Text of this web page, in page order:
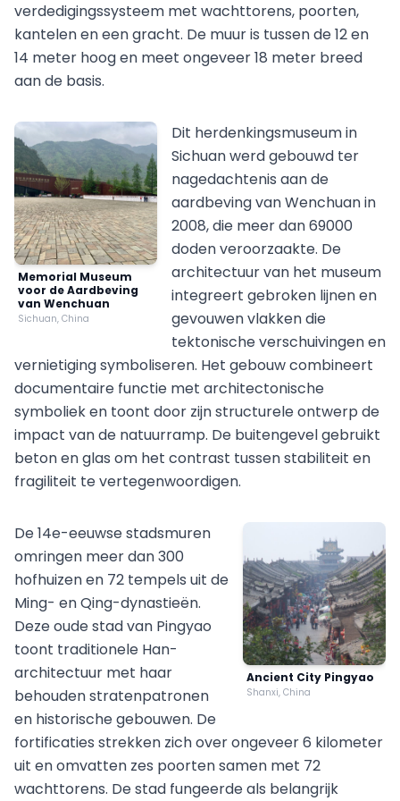
verdedigingssysteem met wachttorens, poorten,
kantelen en een gracht. De muur is tussen de 12 en
14 meter hoog en meet ongeveer 18 meter breed
aan de basis.
Memorial Museum
voor de Aardbeving
van Wenchuan
Sichuan, China
Dit herdenkingsmuseum in
Sichuan werd gebouwd ter
nagedachtenis aan de
aardbeving van Wenchuan in
2008, die meer dan 69000
doden veroorzaakte. De
architectuur van het museum
integreert gebroken lijnen en
gevouwen vlakken die
tektonische verschuivingen en
vernietiging symboliseren. Het gebouw combineert
documentaire functie met architectonische
symboliek en toont door zijn structurele ontwerp de
impact van de natuurramp. De buitengevel gebruikt
beton en glas om het contrast tussen stabiliteit en
fragiliteit te vertegenwoordigen.
Ancient City Pingyao
Shanxi, China
De 14e-eeuwse stadsmuren
omringen meer dan 300
hofhuizen en 72 tempels uit de
Ming- en Qing-dynastieën.
Deze oude stad van Pingyao
toont traditionele Han-
architectuur met haar
behouden stratenpatronen
en historische gebouwen. De
fortificaties strekken zich over ongeveer 6 kilometer
uit en omvatten zes poorten samen met 72
wachttorens. De stad fungeerde als belangrijk